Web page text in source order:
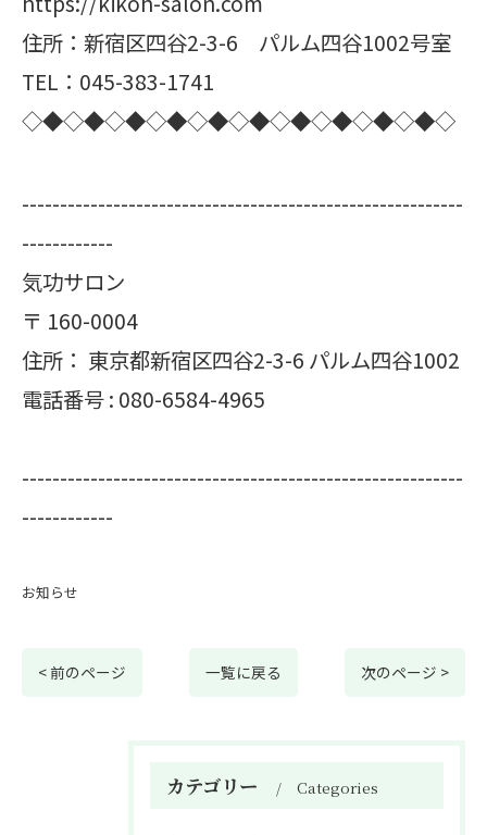
住所：新宿区四谷2-3-6 パルム四谷1002号室
TEL：045-383-1741
◇◆◇◆◇◆◇◆◇◆◇◆◇◆◇◆◇◆◇◆◇
----------------------------------------------------------
------------
気功サロン
〒 160-0004
住所： 東京都新宿区四谷2-3-6 パルム四谷1002
電話番号 : 080-6584-4965
----------------------------------------------------------
------------
お知らせ
< 前のページ 一覧に戻る 次のページ >
カテゴリー Categories